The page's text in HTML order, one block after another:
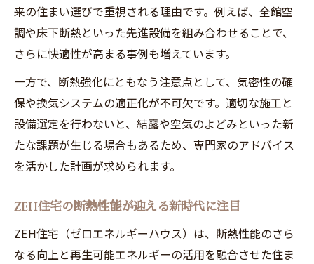
来の住まい選びで重視される理由です。例えば、全館空
調や床下断熱といった先進設備を組み合わせることで、
さらに快適性が高まる事例も増えています。
一方で、断熱強化にともなう注意点として、気密性の確
保や換気システムの適正化が不可欠です。適切な施工と
設備選定を行わないと、結露や空気のよどみといった新
たな課題が生じる場合もあるため、専門家のアドバイス
を活かした計画が求められます。
ZEH住宅の断熱性能が迎える新時代に注目
ZEH住宅（ゼロエネルギーハウス）は、断熱性能のさら
なる向上と再生可能エネルギーの活用を融合させた住ま